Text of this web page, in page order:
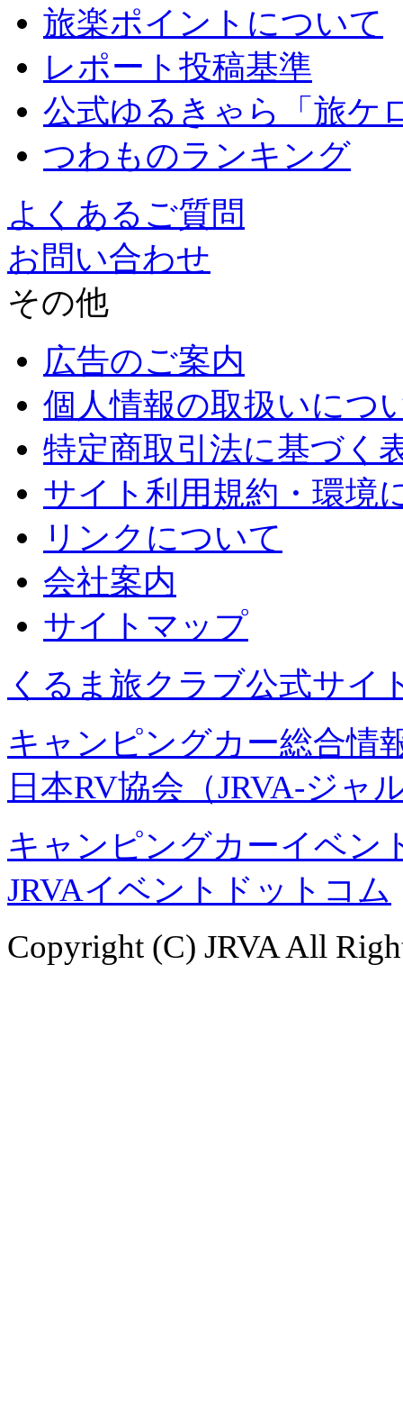
旅楽ポイントについて
レポート投稿基準
公式ゆるきゃら「旅ケ
つわものランキング
よくあるご質問
お問い合わせ
その他
広告のご案内
個人情報の取扱いにつ
特定商取引法に基づく
サイト利用規約・環境
リンクについて
会社案内
サイトマップ
くるま旅クラブ公式サイ
キャンピングカー総合情
日本RV協会（JRVA-ジャ
キャンピングカーイベン
JRVAイベントドットコム
Copyright (C) JRVA All